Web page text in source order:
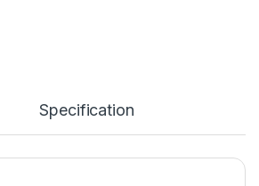
Specification